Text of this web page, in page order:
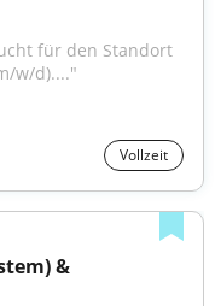
für den Standort
w/d)...."
Vollzeit